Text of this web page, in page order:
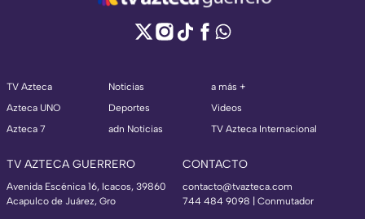
TV Azteca
Azteca UNO
Azteca 7
Noticias
Deportes
adn Noticias
a más +
Videos
TV Azteca Internacional
TV AZTECA GUERRERO
Avenida Escénica 16, Icacos, 39860
Acapulco de Juárez, Gro
CONTACTO
contacto@tvazteca.com
744 484 9098 | Conmutador